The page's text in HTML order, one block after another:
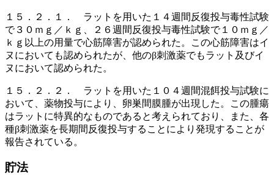
１５．２．１． ラットを用いた１４週間反復投与毒性試験
で３０ｍｇ／ｋｇ、２６週間反復投与毒性試験で１０ｍｇ／
ｋｇ以上の用量で心筋障害が認められた。この心筋障害はイ
ヌにおいても認められたが、他のβ刺激薬でもラット及びイ
ヌにおいて認められた。
１５．２．２． ラットを用いた１０４週間混餌投与試験に
おいて、薬物投与により、卵巣間膜腫が出現した。この腫瘍
はラットに特異的なものであると考えられており、また、各
種β刺激薬を長期間反復投与することにより発現することが
報告されている。
貯法